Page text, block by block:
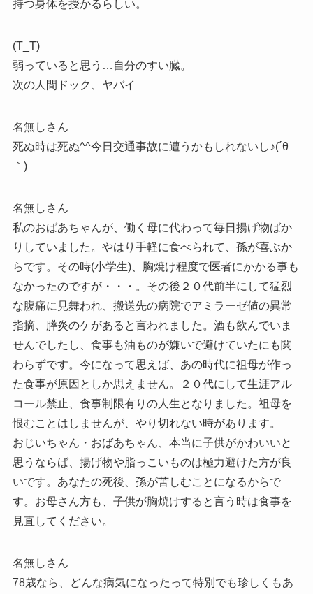
持つ身体を授かるらしい。
(T_T)
弱っていると思う…自分のすい臓。
次の人間ドック、ヤバイ
名無しさん
死ぬ時は死ぬ^^今日交通事故に遭うかもしれないし♪(´θ
｀)
名無しさん
私のおばあちゃんが、働く母に代わって毎日揚げ物ばか
りしていました。やはり手軽に食べられて、孫が喜ぶか
らです。その時(小学生)、胸焼け程度で医者にかかる事も
なかったのですが・・・。その後２０代前半にして猛烈
な腹痛に見舞われ、搬送先の病院でアミラーゼ値の異常
指摘、膵炎のケがあると言われました。酒も飲んでいま
せんでしたし、食事も油ものが嫌いで避けていたにも関
わらずです。今になって思えば、あの時代に祖母が作っ
た食事が原因としか思えません。２０代にして生涯アル
コール禁止、食事制限有りの人生となりました。祖母を
恨むことはしませんが、やり切れない時があります。
おじいちゃん・おばあちゃん、本当に子供がかわいいと
思うならば、揚げ物や脂っこいものは極力避けた方が良
いです。あなたの死後、孫が苦しむことになるからで
す。お母さん方も、子供が胸焼けすると言う時は食事を
見直してください。
名無しさん
78歳なら、どんな病気になったって特別でも珍しくもあ